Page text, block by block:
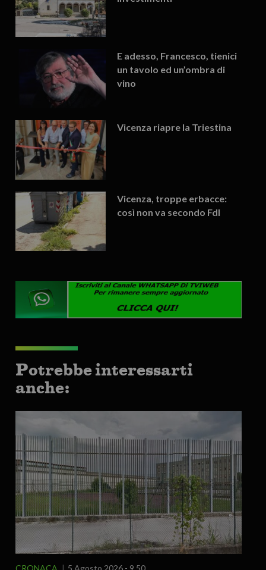
E adesso, Francesco, tienici
un tavolo ed un’ombra di
vino
Vicenza riapre la Triestina
Vicenza, troppe erbacce:
così non va secondo FdI
Potrebbe interessarti
anche:
CRONACA 5 Agosto 2026 - 9.50